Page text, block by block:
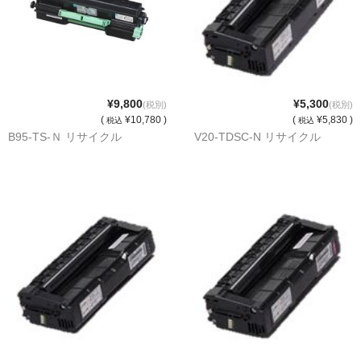
動画で分かる
トナー再生の流れ
リサイクルトナーの評価
リサイクルトナーの選び方
リサイクルトナーを使える会社、使えない会社
全国発送・送料無料
¥9,800(税別)
( 税込 ¥10,780 )
B95-TS-Ｎ リサイクル
¥5,300(税別)
( 税込 ¥5,830 )
V20-TDSC-N リサイクル